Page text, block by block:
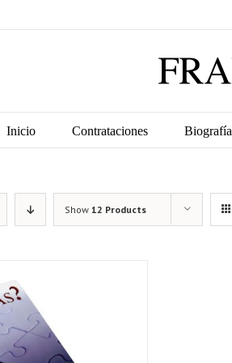
for:
Inicio
Contrataciones Biografía
Show 12 Products